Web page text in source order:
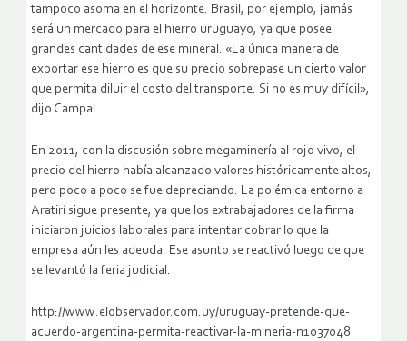
tampoco asoma en el horizonte. Brasil, por ejemplo, jamás
será un mercado para el hierro uruguayo, ya que posee
grandes cantidades de ese mineral. «La única manera de
exportar ese hierro es que su precio sobrepase un cierto valor
que permita diluir el costo del transporte. Si no es muy difícil»,
dijo Campal.
En 2011, con la discusión sobre megaminería al rojo vivo, el
precio del hierro había alcanzado valores históricamente altos,
pero poco a poco se fue depreciando. La polémica entorno a
Aratirí sigue presente, ya que los extrabajadores de la firma
iniciaron juicios laborales para intentar cobrar lo que la
empresa aún les adeuda. Ese asunto se reactivó luego de que
se levantó la feria judicial.
http://www.elobservador.com.uy/uruguay-pretende-que-
acuerdo-argentina-permita-reactivar-la-mineria-n1037048